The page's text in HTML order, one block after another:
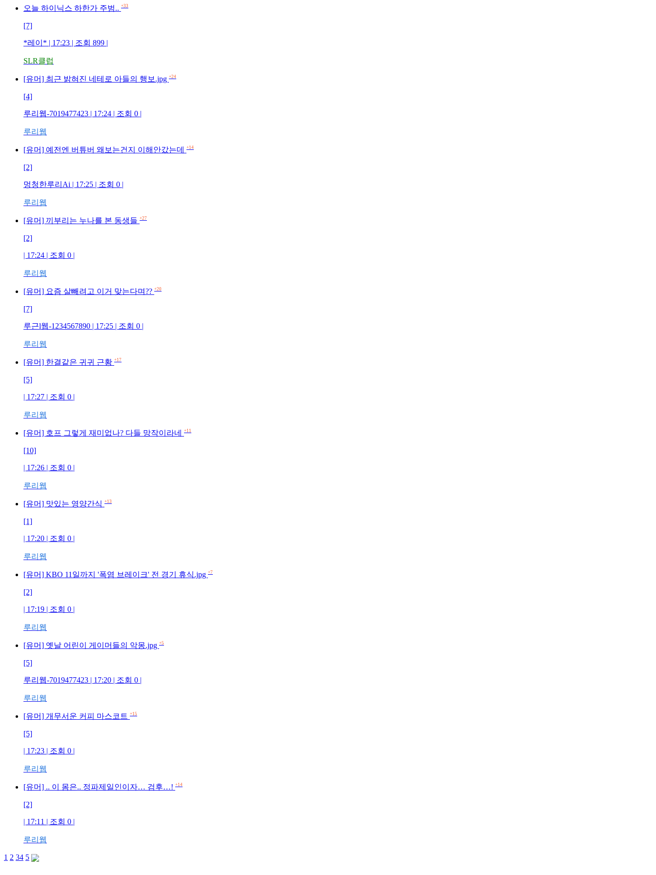
오늘 하이닉스 하한가 주범.. +33
[7]
*레이* | 17:23 | 조회 899 |
SLR클럽
[유머] 최근 밝혀진 네테로 아들의 행보.jpg +24
[4]
루리웹-7019477423 | 17:24 | 조회 0 |
루리웹
[유머] 예전엔 버튜버 왜보는건지 이해안갔는데 +14
[2]
멍청한루리Ai | 17:25 | 조회 0 |
루리웹
[유머] 끼부리는 누나를 본 동생들 +27
[2]
| 17:24 | 조회 0 |
루리웹
[유머] 요즘 살빼려고 이거 맞는다며?? +20
[7]
루근l웹-1234567890 | 17:25 | 조회 0 |
루리웹
[유머] 한결같은 귀귀 근황 +17
[5]
| 17:27 | 조회 0 |
루리웹
[유머] 호프 그렇게 재미없나? 다들 망작이라네 +11
[10]
| 17:26 | 조회 0 |
루리웹
[유머] 맛있는 영양간식 +13
[1]
| 17:20 | 조회 0 |
루리웹
[유머] KBO 11일까지 '폭염 브레이크' 전 경기 휴식.jpg +7
[2]
| 17:19 | 조회 0 |
루리웹
[유머] 옛날 어린이 게이머들의 악몽.jpg +5
[5]
루리웹-7019477423 | 17:20 | 조회 0 |
루리웹
[유머] 개무서운 커피 마스코트 +15
[5]
| 17:23 | 조회 0 |
루리웹
[유머] .. 이 몸은.. 정파제일인이자… 검후…! +14
[2]
| 17:11 | 조회 0 |
루리웹
1 2 34 5